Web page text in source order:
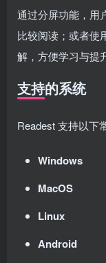
通过分屏功能，用
比较阅读；或者使
解，方便学习与提
支持的系统
Readest 支持以下
Windows
MacOS
Linux
Android